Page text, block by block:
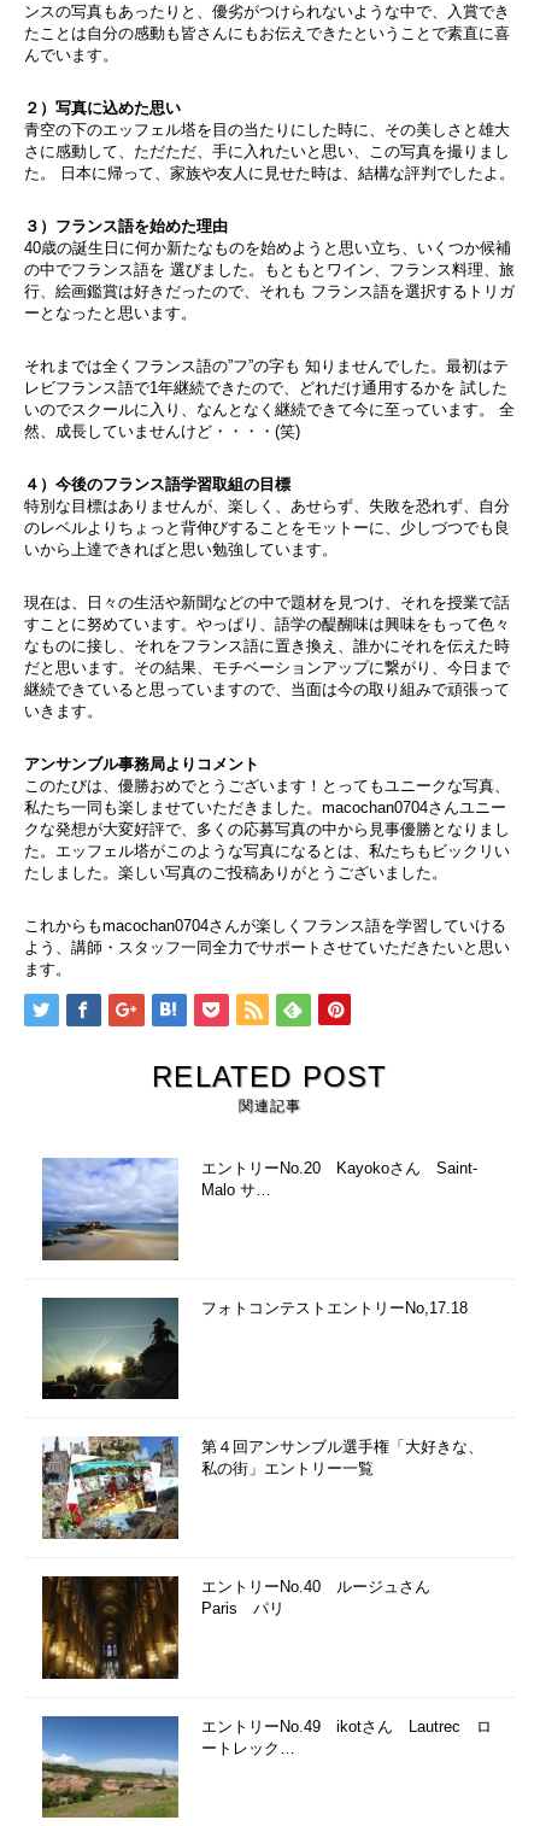
ンスの写真もあったりと、優劣がつけられないような中で、入賞でき
たことは自分の感動も皆さんにもお伝えできたということで素直に喜
んでいます。
２）写真に込めた思い
青空の下のエッフェル塔を目の当たりにした時に、その美しさと雄大
さに感動して、ただただ、手に入れたいと思い、この写真を撮りまし
た。 日本に帰って、家族や友人に見せた時は、結構な評判でしたよ。
３）フランス語を始めた理由
40歳の誕生日に何か新たなものを始めようと思い立ち、いくつか候補
の中でフランス語を 選びました。もともとワイン、フランス料理、旅
行、絵画鑑賞は好きだったので、それも フランス語を選択するトリガ
ーとなったと思います。
それまでは全くフランス語の”フ”の字も 知りませんでした。最初はテ
レビフランス語で1年継続できたので、どれだけ通用するかを 試した
いのでスクールに入り、なんとなく継続できて今に至っています。 全
然、成長していませんけど・・・・(笑)
４）今後のフランス語学習取組の目標
特別な目標はありませんが、楽しく、あせらず、失敗を恐れず、自分
のレベルよりちょっと背伸びすることをモットーに、少しづつでも良
いから上達できればと思い勉強しています。
現在は、日々の生活や新聞などの中で題材を見つけ、それを授業で話
すことに努めています。やっぱり、語学の醍醐味は興味をもって色々
なものに接し、それをフランス語に置き換え、誰かにそれを伝えた時
だと思います。その結果、モチベーションアップに繋がり、今日まで
継続できていると思っていますので、当面は今の取り組みで頑張って
いきます。
アンサンブル事務局よりコメント
このたびは、優勝おめでとうございます！とってもユニークな写真、
私たち一同も楽しませていただきました。macochan0704さんユニー
クな発想が大変好評で、多くの応募写真の中から見事優勝となりまし
た。エッフェル塔がこのような写真になるとは、私たちもビックリい
たしました。楽しい写真のご投稿ありがとうございました。
これからもmacochan0704さんが楽しくフランス語を学習していける
よう、講師・スタッフ一同全力でサポートさせていただきたいと思い
ます。
RELATED POST
関連記事
エントリーNo.20 Kayokoさん Saint-
Malo サ…
フォトコンテストエントリーNo,17.18
第４回アンサンブル選手権「大好きな、
私の街」エントリー一覧
エントリーNo.40 ルージュさん
Paris パリ
エントリーNo.49 ikotさん Lautrec ロ
ートレック…